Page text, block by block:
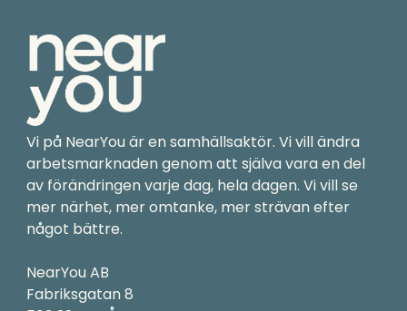
Vi på NearYou är en samhällsaktör. Vi vill ändra
arbetsmarknaden genom att själva vara en del
av förändringen varje dag, hela dagen. Vi vill se
mer närhet, mer omtanke, mer strävan efter
något bättre.
NearYou AB
Fabriksgatan 8